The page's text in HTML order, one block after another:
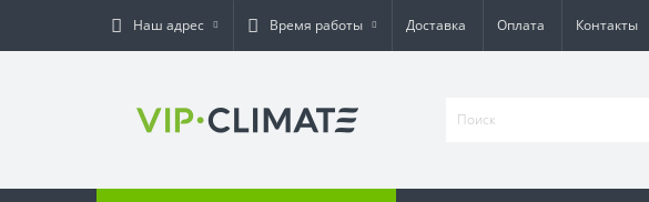
Наш адрес Время работы Доставка Оплата Контакты